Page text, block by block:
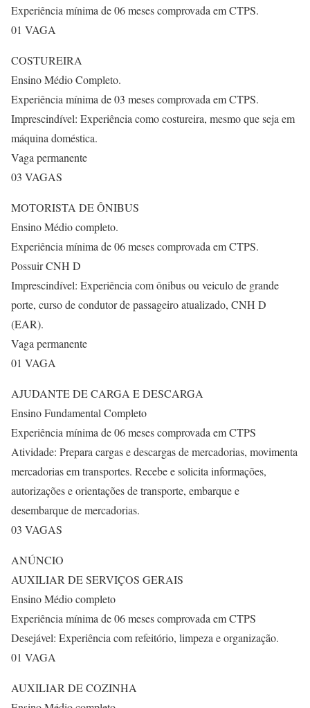
Experiência mínima de 06 meses comprovada em CTPS.
01 VAGA
COSTUREIRA
Ensino Médio Completo.
Experiência mínima de 03 meses comprovada em CTPS.
Imprescindível: Experiência como costureira, mesmo que seja em
máquina doméstica.
Vaga permanente
03 VAGAS
MOTORISTA DE ÔNIBUS
Ensino Médio completo.
Experiência mínima de 06 meses comprovada em CTPS.
Possuir CNH D
Imprescindível: Experiência com ônibus ou veiculo de grande
porte, curso de condutor de passageiro atualizado, CNH D
(EAR).
Vaga permanente
01 VAGA
AJUDANTE DE CARGA E DESCARGA
Ensino Fundamental Completo
Experiência mínima de 06 meses comprovada em CTPS
Atividade: Prepara cargas e descargas de mercadorias, movimenta
mercadorias em transportes. Recebe e solicita informações,
autorizações e orientações de transporte, embarque e
desembarque de mercadorias.
03 VAGAS
ANÚNCIO
AUXILIAR DE SERVIÇOS GERAIS
Ensino Médio completo
Experiência mínima de 06 meses comprovada em CTPS
Desejável: Experiência com refeitório, limpeza e organização.
01 VAGA
AUXILIAR DE COZINHA